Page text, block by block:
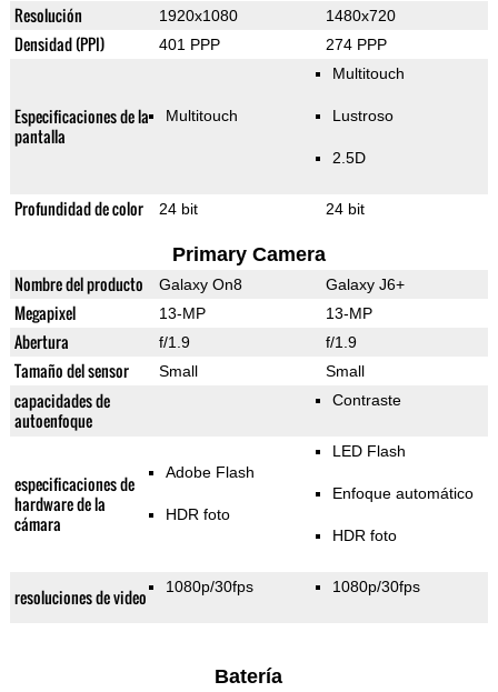
Resolución 1920x1080 1480x720
Densidad (PPI) 401 PPP 274 PPP
Especificaciones de la
pantalla
Multitouch
Multitouch
Lustroso
2.5D
Profundidad de color 24 bit 24 bit
Primary Camera
Nombre del producto Galaxy On8 Galaxy J6+
Megapixel 13-MP 13-MP
Abertura f/1.9 f/1.9
Tamaño del sensor Small Small
capacidades de
autoenfoque
Contraste
especificaciones de
hardware de la
cámara
Adobe Flash
HDR foto
LED Flash
Enfoque automático
HDR foto
resoluciones de video 1080p/30fps 1080p/30fps
Batería